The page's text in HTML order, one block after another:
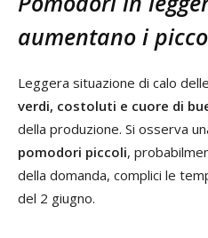
aumentano i
Leggera situazione di calo
verdi, costoluti e cuore di
della produzione. Si osserva
pomodori piccoli,
della domanda, complici le
del 2 giugno.